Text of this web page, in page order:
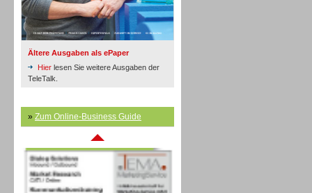
Ältere Ausgaben als ePaper
Hier lesen Sie weitere Ausgaben der
TeleTalk.
» Zum Online-Business Guide
Inbound